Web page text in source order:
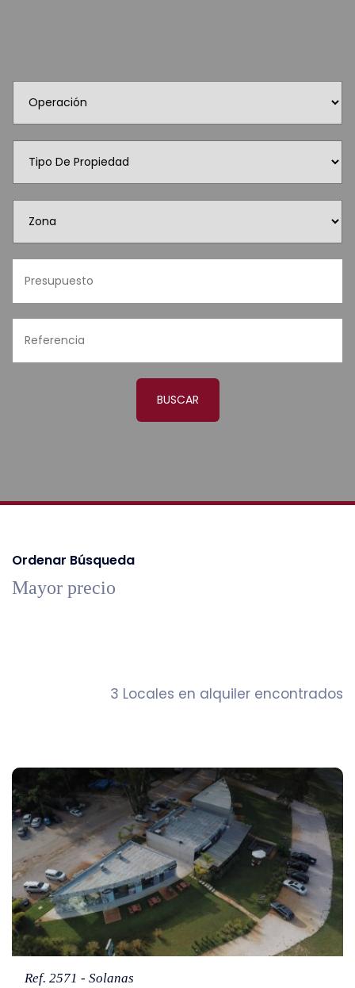
BUSCAR
Ordenar Búsqueda
3 Locales en alquiler encontrados
Ref. 2571 - Solanas